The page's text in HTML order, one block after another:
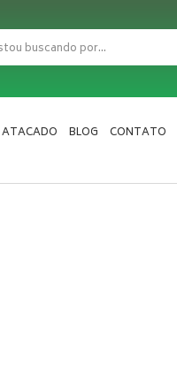
ATACADO BLOG CONTATO